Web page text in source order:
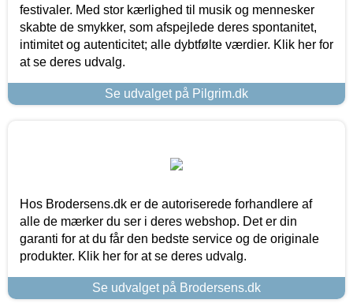
festivaler. Med stor kærlighed til musik og mennesker
skabte de smykker, som afspejlede deres spontanitet,
intimitet og autenticitet; alle dybtfølte værdier. Klik her for
at se deres udvalg.
Se udvalget på Pilgrim.dk
Hos Brodersens.dk er de autoriserede forhandlere af
alle de mærker du ser i deres webshop. Det er din
garanti for at du får den bedste service og de originale
produkter. Klik her for at se deres udvalg.
Se udvalget på Brodersens.dk